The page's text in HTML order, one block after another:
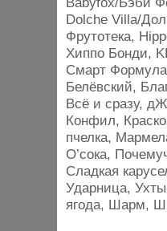
Dolche Villa/
Фрутотека,
Хиппо Бонди,
Смарт
Белёвский,
Всё и сразу,
Конфил,
пчелка,
О’сока,
Сладкая
Ударница,
ягода, Шарм,